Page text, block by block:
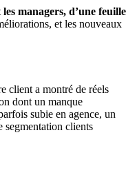
managers, d’une feuille
et les nouveaux
client a montré de réels
dont un manque
subie en agence, un
segmentation clients